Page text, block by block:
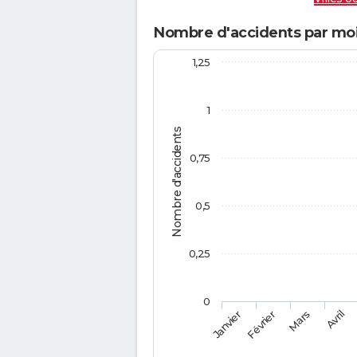
Nombre d'accidents par
Nombre d'accidents
JanvierFévrier Mars Avril
0
1
0,25
0,5
0,75
1,25